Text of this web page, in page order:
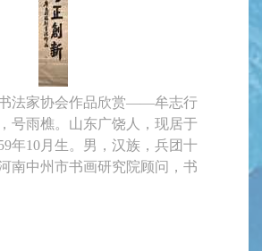
法家协会作品欣赏——牟志行
号雨樵。山东广饶人，现居于
年10月生。男，汉族，兵团十
南中州市书画研究院顾问，书